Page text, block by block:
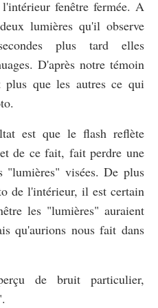
fenêtre fermée. A
lumières qu'il observe
plus tard elles
D'après notre témoin
que les autres ce qui
est que le flash reflète
de ce fait, fait perdre une
"lumières" visées. De plus
de l'intérieur, il est certain
les "lumières" auraient
qu'aurions nous fait dans
de bruit particulier,